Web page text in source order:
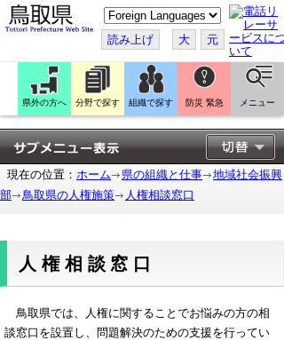
こ
の
ペ
ー
ジ
翻
訳
す
る
読み上げ 大 元
県外の方へ 分野で探す 組織で探す 防災 緊急 メニュー
現在の位置： ホーム 県の組織と仕事
地域社会振興
部
鳥取県の人権施策 人権相談窓口
人権相談窓口
鳥取県では、人権に関することでお悩みの方の相
談窓口を設置し、問題解決のための支援を行ってい